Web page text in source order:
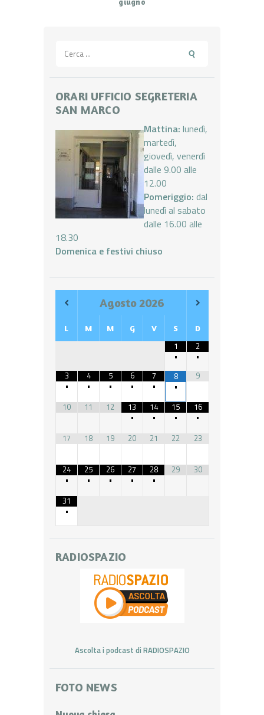
per:
ORARI UFFICIO SEGRETERIA
SAN MARCO
Mattina: lunedì,
martedì,
giovedì, venerdì
dalle 9.00 alle
12.00
Pomeriggio: dal
lunedì al sabato
dalle 16.00 alle
18.30
Domenica e festivi chiuso
Agosto 2026
L M M G V S D
1
•
2
•
3
•
4
•
5
•
6
•
7
•
8
•
9
10 11 12
13
•
14
•
15
•
16
•
17
18 19 20 21 22 23
24
•
25
•
26
•
27
•
28
•
29 30
31
•
RADIOSPAZIO
Ascolta i podcast di RADIOSPAZIO
FOTO NEWS